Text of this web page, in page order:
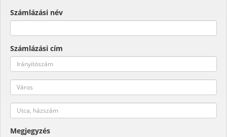
Számlázási név
Számlázási cím
Megjegyzés